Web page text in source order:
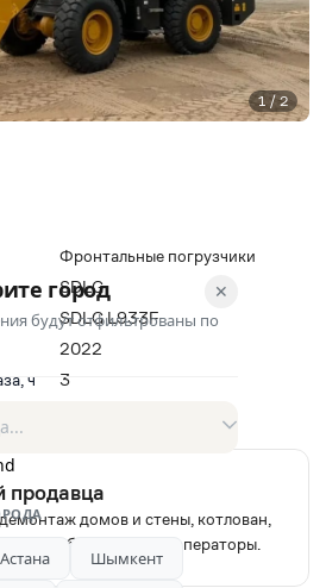
Фронтальные погрузчики
SDLG
SDLG L933F
2022
ч
3
1 / 2
продавца
домов и стены, котлован,
работ. Опытные операторы.
✕
город
будут отфильтрованы по
Астана
Шымкент